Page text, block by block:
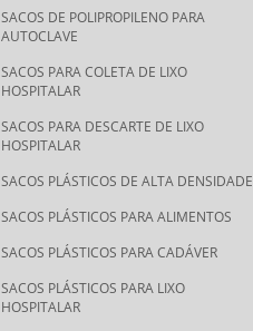
SACOS DE POLIPROPILENO PARA
AUTOCLAVE
SACOS PARA COLETA DE LIXO
HOSPITALAR
SACOS PARA DESCARTE DE LIXO
HOSPITALAR
SACOS PLÁSTICOS DE ALTA DENSIDADE
SACOS PLÁSTICOS PARA ALIMENTOS
SACOS PLÁSTICOS PARA CADÁVER
SACOS PLÁSTICOS PARA LIXO
HOSPITALAR